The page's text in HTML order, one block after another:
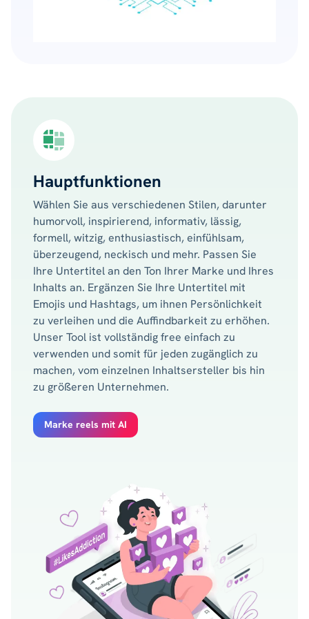
Hauptfunktionen
Wählen Sie aus verschiedenen Stilen, darunter
humorvoll, inspirierend, informativ, lässig,
formell, witzig, enthusiastisch, einfühlsam,
überzeugend, neckisch und mehr. Passen Sie
Ihre Untertitel an den Ton Ihrer Marke und Ihres
Inhalts an. Ergänzen Sie Ihre Untertitel mit
Emojis und Hashtags, um ihnen Persönlichkeit
zu verleihen und die Auffindbarkeit zu erhöhen.
Unser Tool ist vollständig free einfach zu
verwenden und somit für jeden zugänglich zu
machen, vom einzelnen Inhaltsersteller bis hin
zu größeren Unternehmen.
Marke reels mit AI